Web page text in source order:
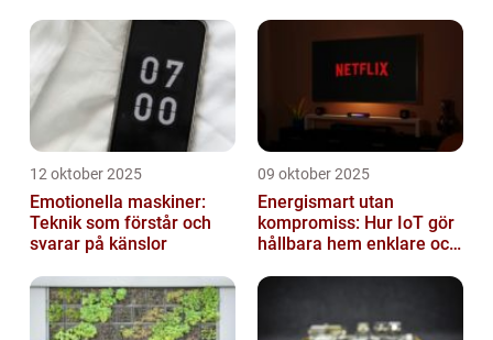
12 oktober 2025
Emotionella maskiner:
Teknik som förstår och
svarar på känslor
09 oktober 2025
Energismart utan
kompromiss: Hur IoT gör
hållbara hem enklare och